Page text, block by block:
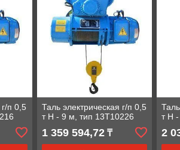
п 0,5
Таль электрическая г/п 0,5
т Н - 9 м, тип 13Т10226
1 359 594,72₸
т Н
2